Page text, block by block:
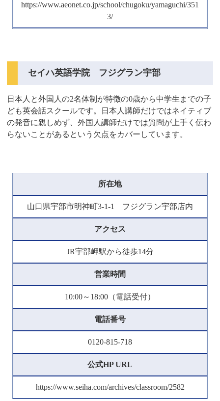
https://www.aeonet.co.jp/school/chugoku/yamaguchi/351
3/
セイハ英語学院 フジグラン宇部
日本人と外国人の2名体制が特徴の0歳から中学生までの子
ども英会話スクールです。日本人講師だけではネイティブ
の発音に親しめず、外国人講師だけでは質問が上手く伝わ
らないことがあるという欠点をカバーしています。
所在地
山口県宇部市明神町3-1-1 フジグラン宇部店内
アクセス
JR宇部岬駅から徒歩14分
営業時間
10:00～18:00（電話受付）
電話番号
0120-815-718
公式HP URL
https://www.seiha.com/archives/classroom/2582